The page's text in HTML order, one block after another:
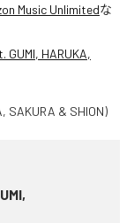
Music Unlimitedな
HARUKA,